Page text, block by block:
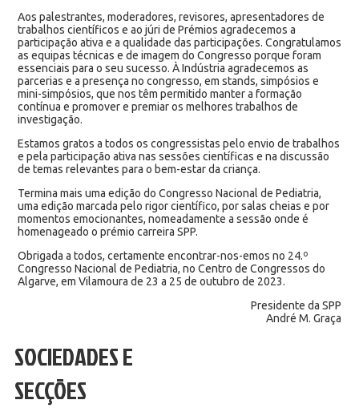
Aos palestrantes, moderadores, revisores, apresentadores de
trabalhos científicos e ao júri de Prémios agradecemos a
participação ativa e a qualidade das participações. Congratulamos
as equipas técnicas e de imagem do Congresso porque foram
essenciais para o seu sucesso. À Indústria agradecemos as
parcerias e a presença no congresso, em stands, simpósios e
mini-simpósios, que nos têm permitido manter a formação
contínua e promover e premiar os melhores trabalhos de
investigação.
Estamos gratos a todos os congressistas pelo envio de trabalhos
e pela participação ativa nas sessões científicas e na discussão
de temas relevantes para o bem-estar da criança.
Termina mais uma edição do Congresso Nacional de Pediatria,
uma edição marcada pelo rigor científico, por salas cheias e por
momentos emocionantes, nomeadamente a sessão onde é
homenageado o prémio carreira SPP.
Obrigada a todos, certamente encontrar-nos-emos no 24.º
Congresso Nacional de Pediatria, no Centro de Congressos do
Algarve, em Vilamoura de 23 a 25 de outubro de 2023.
Presidente da SPP
André M. Graça
SOCIEDADES E
SECÇÕES